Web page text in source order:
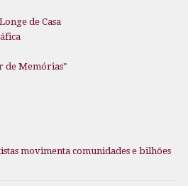
de Casa
de Memórias"
movimenta comunidades e bilhões